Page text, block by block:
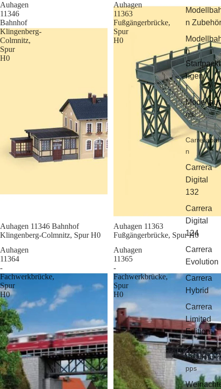
n Zubehör
n
ngen
Modellaut
os
Carrerabah
n
Carrera
Digital
132
Carrera
Digital
124
Carrera
Evolution
Carrera
Hybrid
Carrera
Limited
Edition
Geschenkti
pps
Auhagen
11346
Bahnhof
Klingenberg-
Colmnitz,
Spur
H0
Sale
Auhagen 11346 Bahnhof
Klingenberg-Colmnitz, Spur H0
Auhagen
11363
Fußgängerbrücke,
Spur
H0
Sale
Auhagen 11363
Fußgängerbrücke, Spur H0
Auhagen
11364
-
Fachwerkbrücke,
Spur
H0
Auhagen
11365
-
Fachwerkbrücke,
Spur
H0